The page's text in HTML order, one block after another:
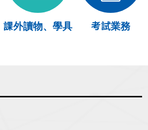
課外讀物、學具 考試業務